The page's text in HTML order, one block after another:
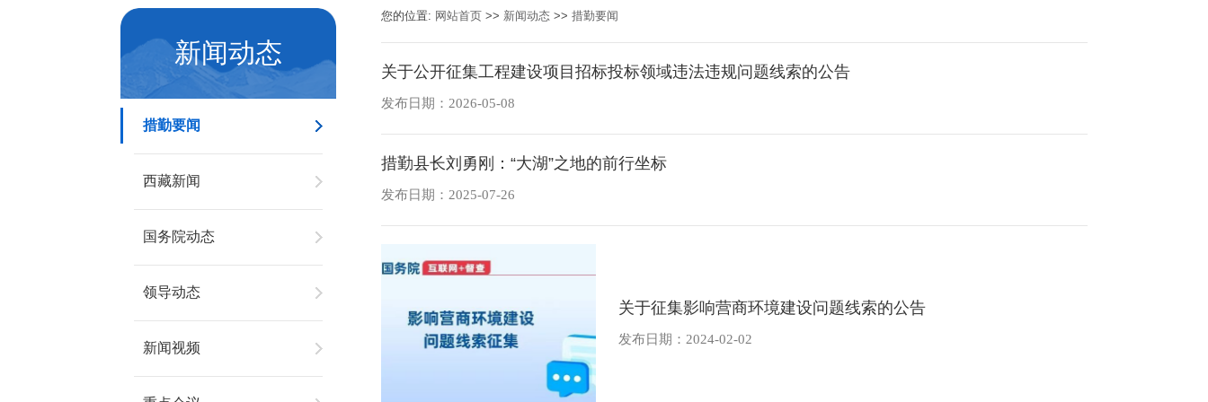
新闻动态
措勤要闻
西藏新闻
国务院动态
领导动态
新闻视频
您的位置: 网站首页 >> 新闻动态 >>措勤要闻
关于公开征集工程建设项目招标投标领域违法违规问题线索的公告
发布日期：2026-05-08
措勤县长刘勇刚：“大湖”之地的前行坐标
发布日期：2025-07-26
关于征集影响营商环境建设问题线索的公告
发布日期：2024-02-02